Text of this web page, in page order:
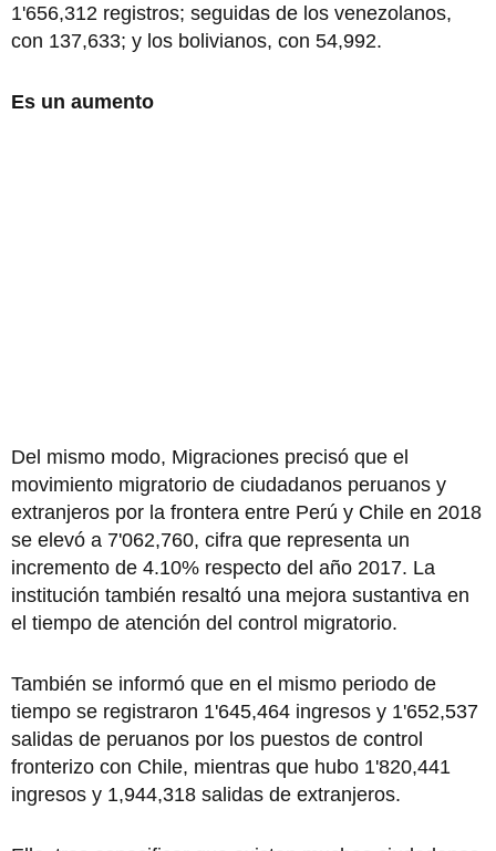
1'656,312 registros; seguidas de los venezolanos,
con 137,633; y los bolivianos, con 54,992.
Es un aumento
Del mismo modo, Migraciones precisó que el
movimiento migratorio de ciudadanos peruanos y
extranjeros por la frontera entre Perú y Chile en 2018
se elevó a 7'062,760, cifra que representa un
incremento de 4.10% respecto del año 2017. La
institución también resaltó una mejora sustantiva en
el tiempo de atención del control migratorio.
También se informó que en el mismo periodo de
tiempo se registraron 1'645,464 ingresos y 1'652,537
salidas de peruanos por los puestos de control
fronterizo con Chile, mientras que hubo 1'820,441
ingresos y 1,944,318 salidas de extranjeros.